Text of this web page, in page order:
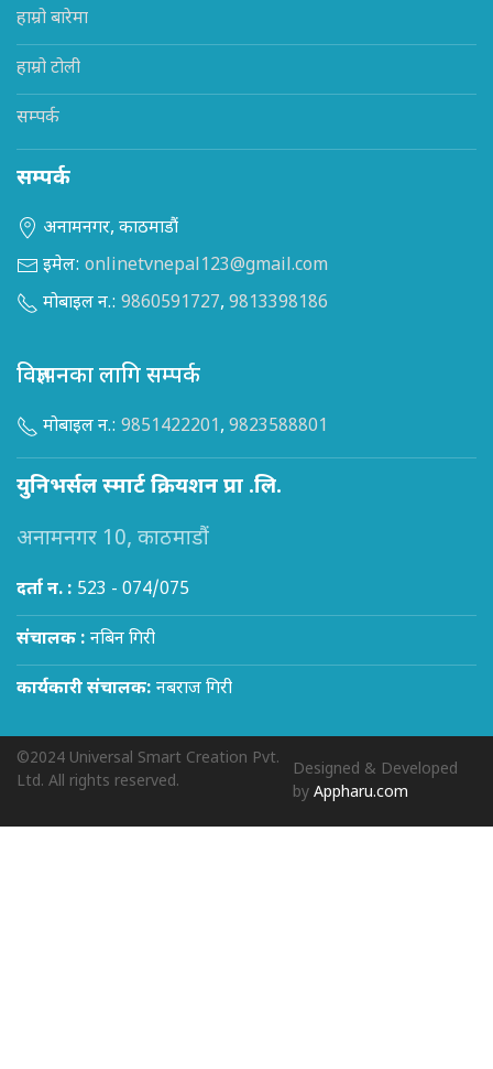
हाम्रो बारेमा
हाम्रो टोली
सम्पर्क
सम्पर्क
अनामनगर, काठमाडौं
इमेल: onlinetvnepal123@gmail.com
मोबाइल न.: 9860591727, 9813398186
विज्ञापनका लागि सम्पर्क
मोबाइल न.: 9851422201, 9823588801
युनिभर्सल स्मार्ट क्रियशन प्रा .लि.
अनामनगर 10, काठमाडौं
दर्ता न. : 523 - 074/075
संचालक : नबिन गिरी
कार्यकारी संचालक: नबराज गिरी
©2024 Universal Smart Creation Pvt.
Ltd. All rights reserved.
Designed & Developed
byAppharu.com